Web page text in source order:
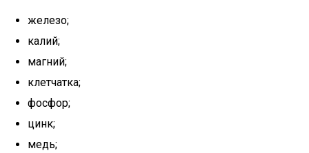
железо;
калий;
магний;
клетчатка;
фосфор;
цинк;
медь;